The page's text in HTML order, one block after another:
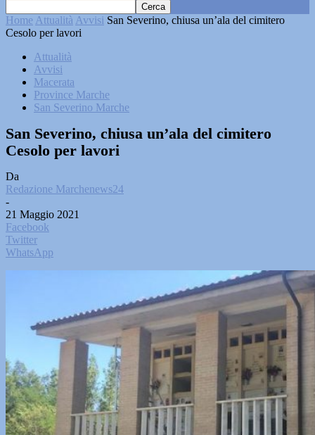
Home Attualità Avvisi San Severino, chiusa un’ala del cimitero
Cesolo per lavori
Attualità
Avvisi
Macerata
Province Marche
San Severino Marche
San Severino, chiusa un’ala del cimitero
Cesolo per lavori
Da
Redazione Marchenews24
-
21 Maggio 2021
Facebook
Twitter
WhatsApp